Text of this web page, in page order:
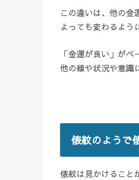
この違いは、他の金
よっても変わるよう
「金運が良い」が
他の線や状況や意識
俵紋のようで
俵紋は見かけること